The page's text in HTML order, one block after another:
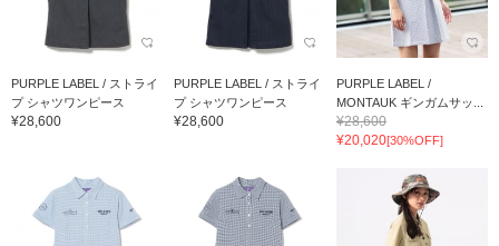
PURPLE LABEL / ストライ
プ シャツワンピース
¥28,600
PURPLE LABEL / ストライ
プ シャツワンピース
¥28,600
PURPLE LABEL /
MONTAUK ギンガムサッ...
¥28,600
¥20,020[30%OFF]